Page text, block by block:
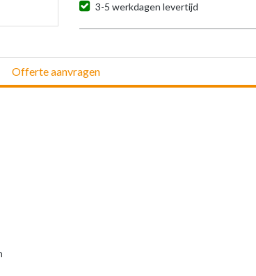
3-5 werkdagen levertijd
Offerte aanvragen